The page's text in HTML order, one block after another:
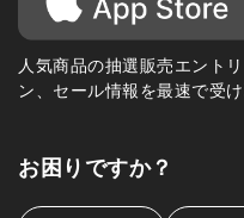
人気商品の抽選販売エント
ン、セール情報を最速で受
お困りですか？